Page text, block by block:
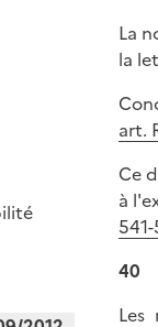
La
la
art.
Ce
à
40
Les